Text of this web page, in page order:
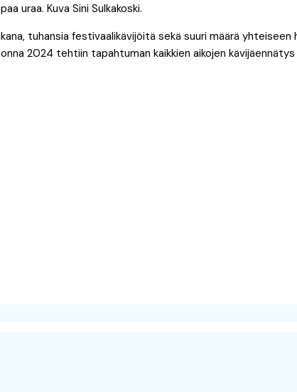
uraa. Kuva Sini Sulkakoski.
tuhansia festivaalikävijöitä sekä suuri määrä
2024 tehtiin tapahtuman kaikkien aikojen